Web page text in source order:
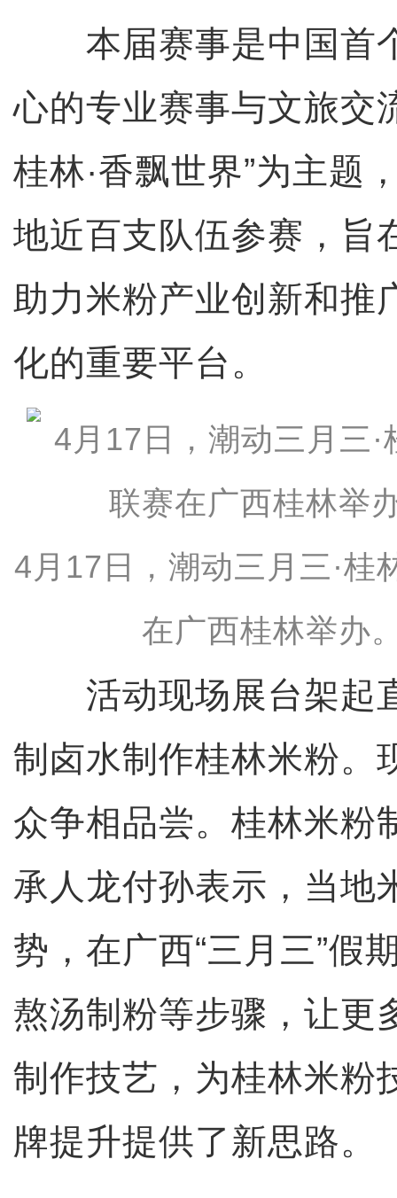
本届赛事是中国首
心的专业赛事与文旅交
桂林·香飘世界”为主题
地近百支队伍参赛，旨
助力米粉产业创新和推
化的重要平台。
4月17日，潮动三月三·桂
在广西桂林举办
活动现场展台架起
制卤水制作桂林米粉。
众争相品尝。桂林米粉
承人龙付孙表示，当地
势，在广西“三月三”假
熬汤制粉等步骤，让更
制作技艺，为桂林米粉
牌提升提供了新思路。